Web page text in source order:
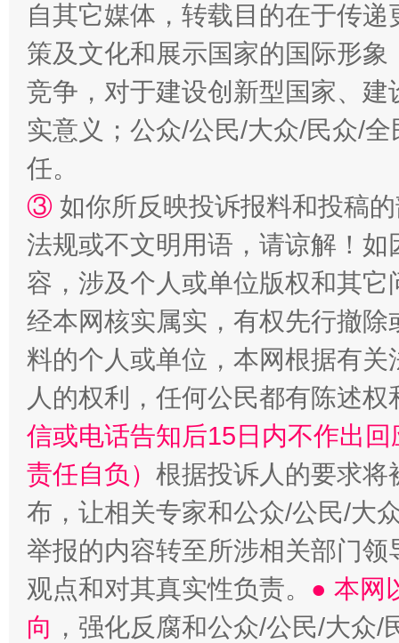
扯下公款旅游的“隐身衣” 如何以
自其它媒体，转载目的在于传
策及文化和展示国家的国际形
竞争，对于建设创新型国家、
实意义；公众/公民/大众/民众/
任。
③ 如你所反映投诉报料和投稿
法规或不文明用语，请谅解！
容，涉及个人或单位版权和其它
经本网核实属实，有权先行撤
料的个人或单位，本网根据有
人的权利，任何公民都有陈述
信或电话告知后15日内不作出
责任自负） 根据投诉人的要求将
布，让相关专家和公众/公民/大
举报的内容转至所涉相关部门
观点和对其真实性负责。 ● 本网
向 ，强化反腐和公众/公民/大众